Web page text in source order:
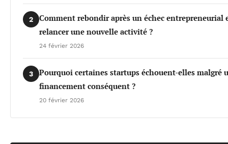
2
Comment rebondir après un échec entrepreneurial
relancer une nouvelle activité ?
24 février 2026
3
Pourquoi certaines startups échouent-elles malgré
financement conséquent ?
20 février 2026